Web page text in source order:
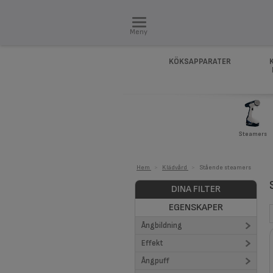
Meny
KÖKSAPPARATER
Steamers
Hem Klädvård Stående steamers
DINA FILTER
EGENSKAPER
Ångbildning
35 g/min (1)
Effekt
Ångpuff